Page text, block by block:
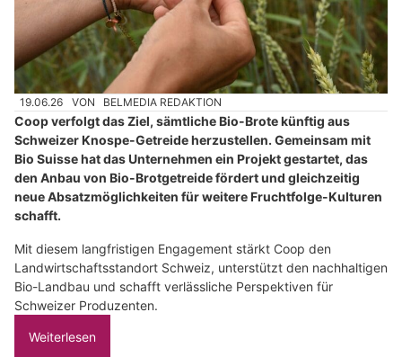
19.06.26 VON BELMEDIA REDAKTION
Coop verfolgt das Ziel, sämtliche Bio-Brote künftig aus
Schweizer Knospe-Getreide herzustellen. Gemeinsam mit
Bio Suisse hat das Unternehmen ein Projekt gestartet, das
den Anbau von Bio-Brotgetreide fördert und gleichzeitig
neue Absatzmöglichkeiten für weitere Fruchtfolge-Kulturen
schafft.
Mit diesem langfristigen Engagement stärkt Coop den
Landwirtschaftsstandort Schweiz, unterstützt den nachhaltigen
Bio-Landbau und schafft verlässliche Perspektiven für
Schweizer Produzenten.
Weiterlesen